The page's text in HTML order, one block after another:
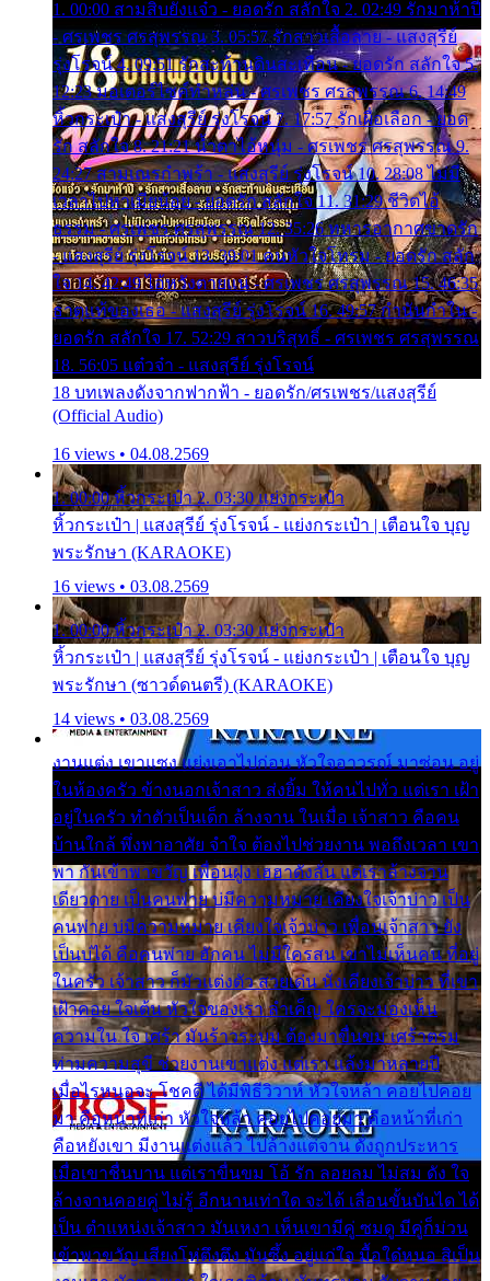
1. 00:00 สามสิบยังแจ๋ว - ยอดรัก สลักใจ 2. 02:49 รักมาห้าปี
- ศรเพชร ศรสุพรรณ 3. 05:57 รักสาวเสื้อลาย - แสงสุรีย์
รุ่งโรจน์ 4. 09:51 รักสะท้านดินสะเทือน - ยอดรัก สลักใจ 5.
12:23 มอเตอร์ไซค์ทำหล่น - ศรเพชร ศรสุพรรณ 6. 14:49
หิ้วกระเป๋า - แสงสุรีย์ รุ่งโรจน์ 7. 17:57 รักเผื่อเลือก - ยอด
รัก สลักใจ 8. 21:21 น้ำตาไอ้หนุ่ม - ศรเพชร ศรสุพรรณ 9.
24:27 สามเณรกำพร้า - แสงสุรีย์ รุ่งโรจน์ 10. 28:08 ไม่มี
เวลาไปหาเมียน้อย - ยอดรัก สลักใจ 11. 31:29 ชีวิตไอ้
ธรรม - ศรเพชร ศรสุพรรณ 12. 35:26 ทหารอากาศขาดรัก
- แสงสุรีย์ รุ่งโรจน์ 13. 39:01 คนหัวใจโทรม - ยอดรัก สลัก
ใจ 14. 42:49 ไอ้หวังตายแน่ - ศรเพชร ศรสุพรรณ 15. 46:35
ธาตุแท้ของเธอ - แสงสุรีย์ รุ่งโรจน์ 16. 49:57 กำนันกำใน -
ยอดรัก สลักใจ 17. 52:29 สาวบริสุทธิ์ - ศรเพชร ศรสุพรรณ
18. 56:05 แต๋วจ๋า - แสงสุรีย์ รุ่งโรจน์
18 บทเพลงดังจากฟากฟ้า - ยอดรัก/ศรเพชร/แสงสุรีย์
(Official Audio)
16 views • 04.08.2569
1. 00:00 หิ้วกระเป๋า 2. 03:30 แย่งกระเป๋า
หิ้วกระเป๋า | แสงสุรีย์ รุ่งโรจน์ - แย่งกระเป๋า | เตือนใจ บุญ
พระรักษา (KARAOKE)
16 views • 03.08.2569
1. 00:00 หิ้วกระเป๋า 2. 03:30 แย่งกระเป๋า
หิ้วกระเป๋า | แสงสุรีย์ รุ่งโรจน์ - แย่งกระเป๋า | เตือนใจ บุญ
พระรักษา (ซาวด์ดนตรี) (KARAOKE)
14 views • 03.08.2569
งานแต่ง เขาแซง แย่งเอาไปก่อน หัวใจอาวรณ์ มาซ่อน อยู่
ในห้องครัว ข้างนอกเจ้าสาว ส่งยิ้ม ให้คนไปทั่ว แต่เรา เฝ้า
อยู่ในครัว ทำตัวเป็นเด็ก ล้างจาน ในเมื่อ เจ้าสาว คือคน
บ้านใกล้ พึ่งพาอาศัย จำใจ ต้องไปช่วยงาน พอถึงเวลา เขา
พา กันเข้าพาขวัญ เพื่อนฝูง เฮฮาดังลั่น แต่เราล้างจาน
เดียวดาย เป็นคนพ่าย บ่มีความหมาย เคียงใจเจ้าบ่าว เป็น
คนพ่าย บ่มีความหมาย เคียงใจเจ้าบ่าว เพื่อนเจ้าสาว ยัง
เป็นบ่ได้ คือคนพ่าย ฮักคน ไม่มีใครสน เขาไม่เห็นคน ที่อยู่
ในครัว เจ้าสาว ก็มัวแต่งตัว สวยเด่น นั่งเคียงเจ้าบ่าว ที่เขา
เฝ้าคอย ใจเต้น หัวใจของเรา ลำเค็ญ ใครจะมองเห็น
ความใน ใจ เศร้า มันร้าวระบม ต้องมาขื่นขม เศร้าตรม
ท่ามความสุขี ช่วยงานเขาแต่ง แต่เรา แล้งมาหลายปี
เมื่อไรหนอจะ โชคดี ได้มีพิธีวิวาห์ หัวใจหล้า คอยไปคอย
มา คือหน้าที่เก่า หัวใจหล้า คอยไปคอยมา คือหน้าที่เก่า
คือหยังเขา มีงานแต่งแล้ว ไปล้างแต่จาน ดั่งถูกประหาร
เมื่อเขาชื่นบาน แต่เราขื่นขม โอ้ รัก ลอยลม ไม่สม ดัง ใจ
ล้างจานคอยคู่ ไม่รู้ อีกนานเท่าใด จะได้ เลื่อนขั้นบันได ได้
เป็น ตำแหน่งเจ้าสาว มันเหงา เห็นเขามีคู่ ซมดู มีคู่ก็ม่วน
เข้าพาขวัญ เสียงโห่ตึงตึง มันซึ้ง อยู่แก่ใจ มื้อใด๋หนอ สิเป็น